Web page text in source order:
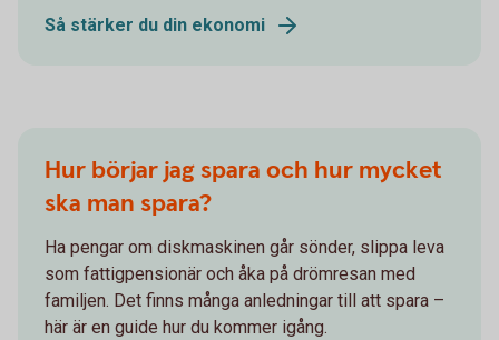
Så stärker du din ekonomi
Hur börjar jag spara och hur mycket
ska man spara?
Ha pengar om diskmaskinen går sönder, slippa leva
som fattigpensionär och åka på drömresan med
familjen. Det finns många anledningar till att spara –
här är en guide hur du kommer igång.